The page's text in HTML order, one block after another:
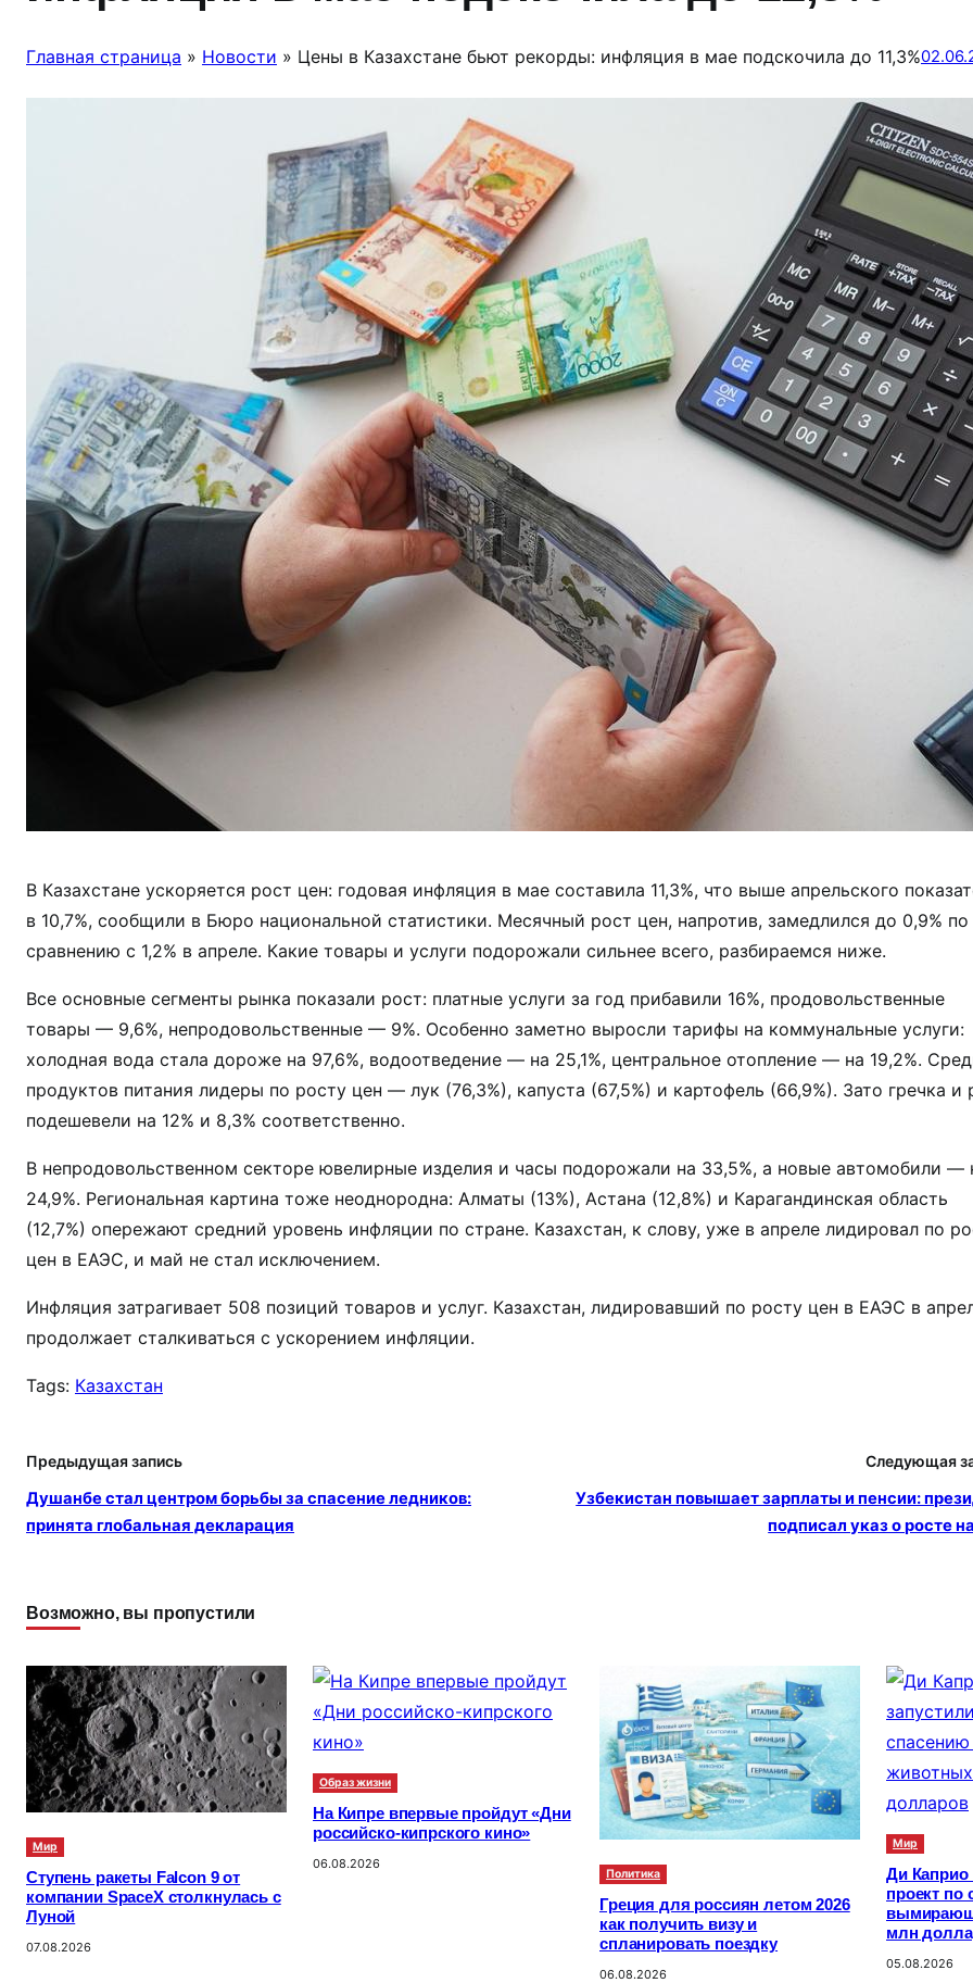
Главная страница » Новости » Цены в Казахстане бьют рекорды: инфляция в мае подскочила до 11,3%
В Казахстане ускоряется рост цен: годовая инфляция в мае составила 11,3%, что выше апрельского
в 10,7%, сообщили в Бюро национальной статистики. Месячный рост цен, напротив, замедлился до 0,9% по
сравнению с 1,2% в апреле. Какие товары и услуги подорожали сильнее всего, разбираемся ниже.
Все основные сегменты рынка показали рост: платные услуги за год прибавили 16%, продовольственные
товары — 9,6%, непродовольственные — 9%. Особенно заметно выросли тарифы на коммунальные услуги:
холодная вода стала дороже на 97,6%, водоотведение — на 25,1%, центральное отопление — на 19,2%.
продуктов питания лидеры по росту цен — лук (76,3%), капуста (67,5%) и картофель (66,9%). Зато гречка и
подешевели на 12% и 8,3% соответственно.
В непродовольственном секторе ювелирные изделия и часы подорожали на 33,5%, а новые автомобили —
24,9%. Региональная картина тоже неоднородна: Алматы (13%), Астана (12,8%) и Карагандинская область
(12,7%) опережают средний уровень инфляции по стране. Казахстан, к слову, уже в апреле лидировал по
цен в ЕАЭС, и май не стал исключением.
Инфляция затрагивает 508 позиций товаров и услуг. Казахстан, лидировавший по росту цен в ЕАЭС в
продолжает сталкиваться с ускорением инфляции.
Tags: Казахстан
Предыдущая запись
Душанбе стал центром борьбы за спасение ледников:
принята глобальная декларация
Следующая
Узбекистан повышает зарплаты и пенсии:
подписал указ о росте
Возможно, вы пропустили
Мир
Ступень ракеты Falcon 9 от
компании SpaceX столкнулась с
Луной
07.08.2026
Образ жизни
На Кипре впервые пройдут «Дни
российско-кипрского кино»
06.08.2026
Политика
Греция для россиян летом 2026
как получить визу и
спланировать поездку
06.08.2026
Мир
Ди Каприо
проект по
млн
05.08.2026